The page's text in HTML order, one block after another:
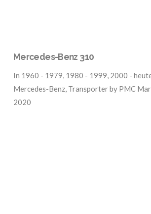
Mercedes-Benz 310
In 1960 - 1979, 1980 - 1999, 2000 -
Mercedes-Benz, Transporterby PMC
2020